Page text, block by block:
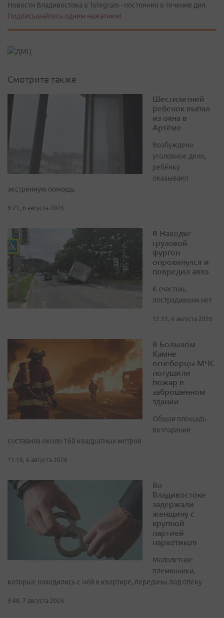
Новости Владивостока в Telegram - постоянно в течение дня.
Подписывайтесь одним нажатием!
Смотрите также
Шестилетний
ребенок выпал
из окна в
Артёме
Возбуждено
уголовное дело,
ребёнку
оказывают
экстренную помощь
9:21, 6 августа 2026
В Находке
грузовой
фургон
опрокинулся и
повредил авто
К счастью,
пострадавших нет
12:12, 6 августа 2026
В Большом
Камне
огнеборцы МЧС
потушили
пожар в
заброшенном
здании
Общая площадь
возгорания
составила около 160 квадратных метров
11:16, 6 августа 2026
Во
Владивостоке
задержали
женщину с
крупной
партией
наркотиков
Малолетние
племянники,
которые находились с ней в квартире, переданы под опеку
9:48, 7 августа 2026